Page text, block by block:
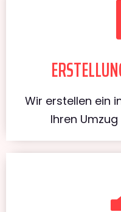
Wir erstellen ein
Ihren Umzug